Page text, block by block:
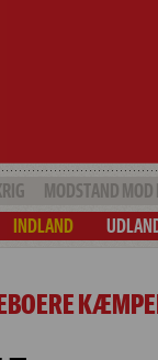
MODSTAND MOD
INDLAND